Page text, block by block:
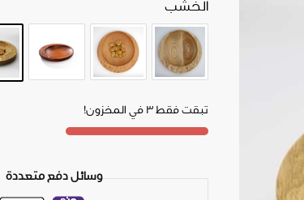
الخشب
تبقت فقط 3 في المخزون!
وسائل دفع متعددة